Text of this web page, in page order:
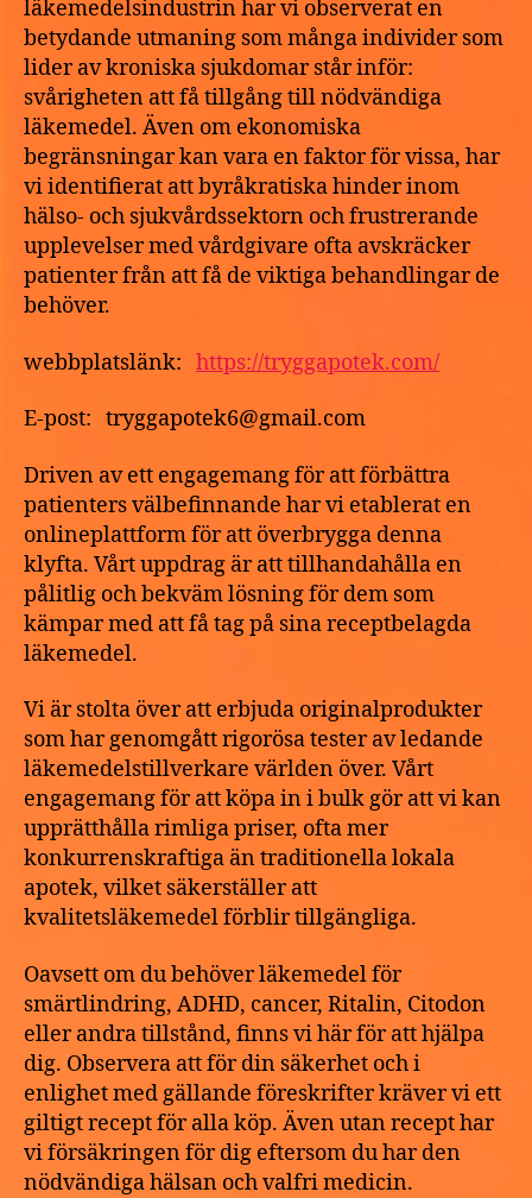
och
leverans
nästa
dag.
läkemedelsindustrin har vi observerat en
betydande utmaning som många individer som
lider av kroniska sjukdomar står inför:
svårigheten att få tillgång till nödvändiga
läkemedel. Även om ekonomiska
begränsningar kan vara en faktor för vissa, har
vi identifierat att byråkratiska hinder inom
hälso- och sjukvårdssektorn och frustrerande
upplevelser med vårdgivare ofta avskräcker
patienter från att få de viktiga behandlingar de
behöver.
webbplatslänk: https://tryggapotek.com/
E-post: tryggapotek6@gmail.com
Driven av ett engagemang för att förbättra
patienters välbefinnande har vi etablerat en
onlineplattform för att överbrygga denna
klyfta. Vårt uppdrag är att tillhandahålla en
pålitlig och bekväm lösning för dem som
kämpar med att få tag på sina receptbelagda
läkemedel.
Vi är stolta över att erbjuda originalprodukter
som har genomgått rigorösa tester av ledande
läkemedelstillverkare världen över. Vårt
engagemang för att köpa in i bulk gör att vi kan
upprätthålla rimliga priser, ofta mer
konkurrenskraftiga än traditionella lokala
apotek, vilket säkerställer att
kvalitetsläkemedel förblir tillgängliga.
Oavsett om du behöver läkemedel för
smärtlindring, ADHD, cancer, Ritalin, Citodon
eller andra tillstånd, finns vi här för att hjälpa
dig. Observera att för din säkerhet och i
enlighet med gällande föreskrifter kräver vi ett
giltigt recept för alla köp. Även utan recept har
vi försäkringen för dig eftersom du har den
nödvändiga hälsan och valfri medicin.